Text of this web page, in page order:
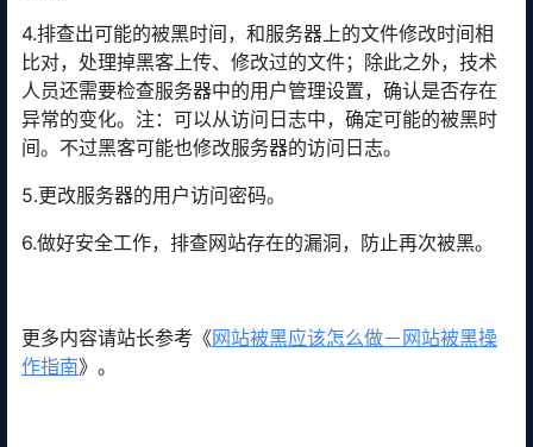
4.排查出可能的被黑时间，和服务器上的文件修改时间相
比对，处理掉黑客上传、修改过的文件；除此之外，技术
人员还需要检查服务器中的用户管理设置，确认是否存在
异常的变化。注：可以从访问日志中，确定可能的被黑时
间。不过黑客可能也修改服务器的访问日志。
5.更改服务器的用户访问密码。
6.做好安全工作，排查网站存在的漏洞，防止再次被黑。
更多内容请站长参考《网站被黑应该怎么做－网站被黑操
作指南》。